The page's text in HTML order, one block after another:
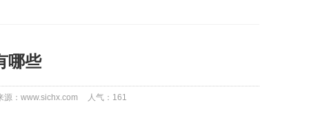
哪些
源：www.sichx.com 人气： 161